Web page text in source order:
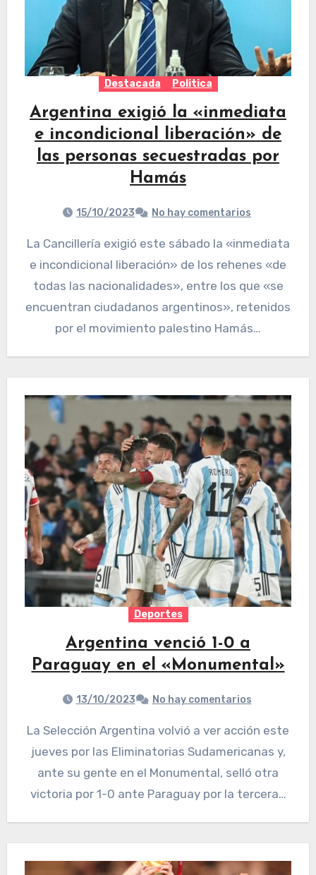
Destacada Politica
Argentina exigió la «inmediata
e incondicional liberación» de
las personas secuestradas por
Hamás
15/10/2023 No hay comentarios
La Cancillería exigió este sábado la «inmediata
e incondicional liberación» de los rehenes «de
todas las nacionalidades», entre los que «se
encuentran ciudadanos argentinos», retenidos
por el movimiento palestino Hamás…
Deportes
Argentina venció 1-0 a
Paraguay en el «Monumental»
13/10/2023 No hay comentarios
La Selección Argentina volvió a ver acción este
jueves por las Eliminatorias Sudamericanas y,
ante su gente en el Monumental, selló otra
victoria por 1-0 ante Paraguay por la tercera…